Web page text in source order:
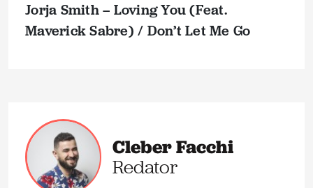
Jorja Smith – Loving You (Feat.
Maverick Sabre) / Don’t Let Me Go
Cleber Facchi
Redator